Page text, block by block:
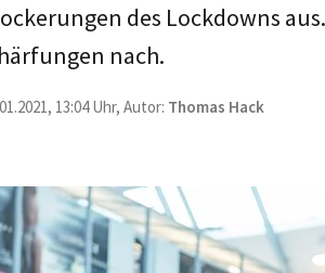
des Lockdowns
nach.
13:04 Uhr, Autor: Thomas Hack